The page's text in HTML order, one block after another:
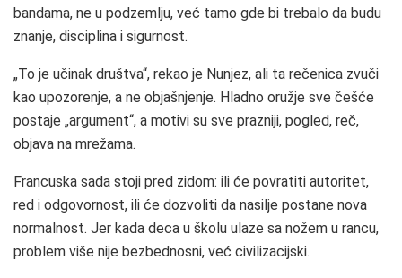
bandama, ne u podzemlju, već tamo gde bi trebalo da budu
znanje, disciplina i sigurnost.
„To je učinak društva“, rekao je Nunjez, ali ta rečenica zvuči
kao upozorenje, a ne objašnjenje. Hladno oružje sve češće
postaje „argument“, a motivi su sve prazniji, pogled, reč,
objava na mrežama.
Francuska sada stoji pred zidom: ili će povratiti autoritet,
red i odgovornost, ili će dozvoliti da nasilje postane nova
normalnost. Jer kada deca u školu ulaze sa nožem u rancu,
problem više nije bezbednosni, već civilizacijski.